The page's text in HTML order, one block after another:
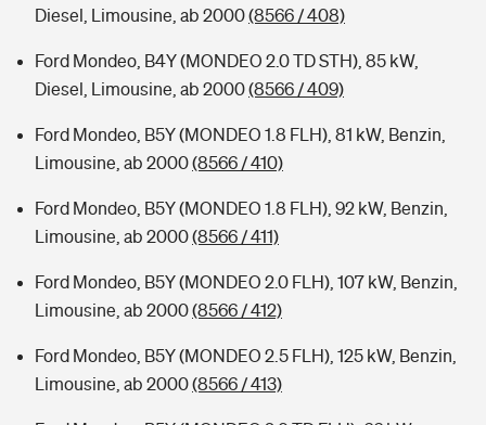
Diesel, Limousine, ab 2000(8566 / 408)
Ford Mondeo, B4Y (MONDEO 2.0 TD STH), 85 kW,
Diesel, Limousine, ab 2000(8566 / 409)
Ford Mondeo, B5Y (MONDEO 1.8 FLH), 81 kW, Benzin,
Limousine, ab 2000(8566 / 410)
Ford Mondeo, B5Y (MONDEO 1.8 FLH), 92 kW, Benzin,
Limousine, ab 2000(8566 / 411)
Ford Mondeo, B5Y (MONDEO 2.0 FLH), 107 kW, Benzin,
Limousine, ab 2000(8566 / 412)
Ford Mondeo, B5Y (MONDEO 2.5 FLH), 125 kW, Benzin,
Limousine, ab 2000(8566 / 413)